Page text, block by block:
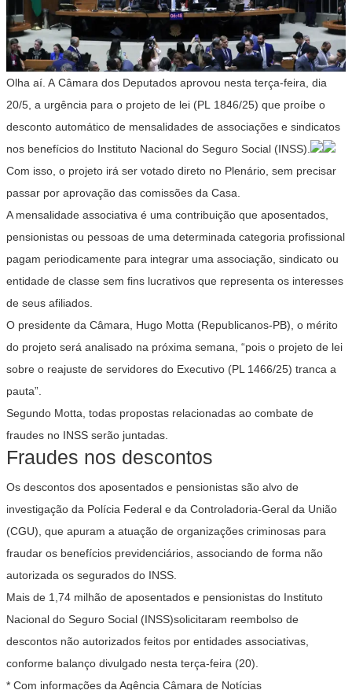
Olha aí. A Câmara dos Deputados aprovou nesta terça-feira, dia
20/5, a urgência para o projeto de lei (PL 1846/25) que proíbe o
desconto automático de mensalidades de associações e sindicatos
nos benefícios do Instituto Nacional do Seguro Social (INSS).
Com isso, o projeto irá ser votado direto no Plenário, sem precisar
passar por aprovação das comissões da Casa.
A mensalidade associativa é uma contribuição que aposentados,
pensionistas ou pessoas de uma determinada categoria profissional
pagam periodicamente para integrar uma associação, sindicato ou
entidade de classe sem fins lucrativos que representa os interesses
de seus afiliados.
O presidente da Câmara, Hugo Motta (Republicanos-PB), o mérito
do projeto será analisado na próxima semana, “pois o projeto de lei
sobre o reajuste de servidores do Executivo (PL 1466/25) tranca a
pauta”.
Segundo Motta, todas propostas relacionadas ao combate de
fraudes no INSS serão juntadas.
Fraudes nos descontos
Os descontos dos aposentados e pensionistas são alvo de
investigação da Polícia Federal e da Controladoria-Geral da União
(CGU), que apuram a atuação de organizações criminosas para
fraudar os benefícios previdenciários, associando de forma não
autorizada os segurados do INSS.
Mais de 1,74 milhão de aposentados e pensionistas do Instituto
Nacional do Seguro Social (INSS)solicitaram reembolso de
descontos não autorizados feitos por entidades associativas,
conforme balanço divulgado nesta terça-feira (20).
* Com informações da Agência Câmara de Notícias